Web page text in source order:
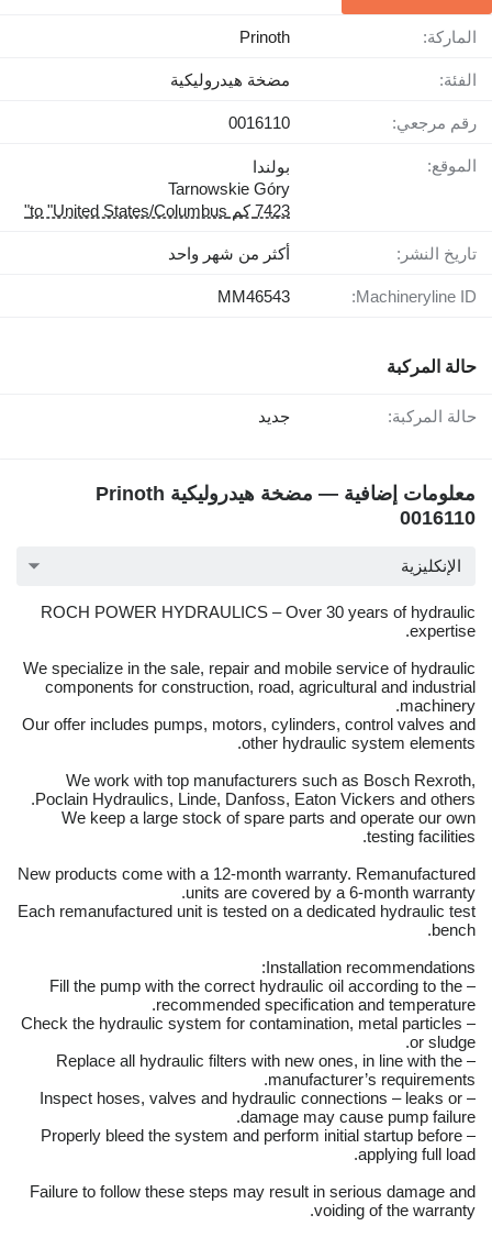
الماركة: Prinoth
الفئة: مضخة هيدروليكية
رقم مرجعي: 0016110
الموقع:
بولندا
Tarnowskie Góry
7423 كم to "United States/Columbus"
تاريخ النشر: أكثر من شهر واحد
Machineryline ID:
MM46543
حالة المركبة
حالة المركبة: جديد
معلومات إضافية — مضخة هيدروليكية Prinoth
0016110
الإنكليزية
ROCH POWER HYDRAULICS – Over 30 years of hydraulic
expertise.
We specialize in the sale, repair and mobile service of hydraulic
components for construction, road, agricultural and industrial
machinery.
Our offer includes pumps, motors, cylinders, control valves and
other hydraulic system elements.
We work with top manufacturers such as Bosch Rexroth,
Poclain Hydraulics, Linde, Danfoss, Eaton Vickers and others.
We keep a large stock of spare parts and operate our own
testing facilities.
New products come with a 12-month warranty. Remanufactured
units are covered by a 6-month warranty.
Each remanufactured unit is tested on a dedicated hydraulic test
bench.
Installation recommendations:
– Fill the pump with the correct hydraulic oil according to the
recommended specification and temperature.
– Check the hydraulic system for contamination, metal particles
or sludge.
– Replace all hydraulic filters with new ones, in line with the
manufacturer’s requirements.
– Inspect hoses, valves and hydraulic connections – leaks or
damage may cause pump failure.
– Properly bleed the system and perform initial startup before
applying full load.
Failure to follow these steps may result in serious damage and
voiding of the warranty.